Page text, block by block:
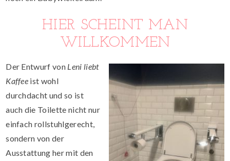
HIER SCHEINT MAN
WILLKOMMEN
Der Entwurf von Leni liebt
Kaffee ist wohl
durchdacht und so ist
auch die Toilette nicht nur
einfach rollstuhlgerecht,
sondern von der
Ausstattung her mit den